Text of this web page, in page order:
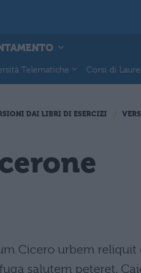
Telematiche Corsi di
DAI LIBRI DI ESERCIZI
Cicero urbem
salutem peteret.